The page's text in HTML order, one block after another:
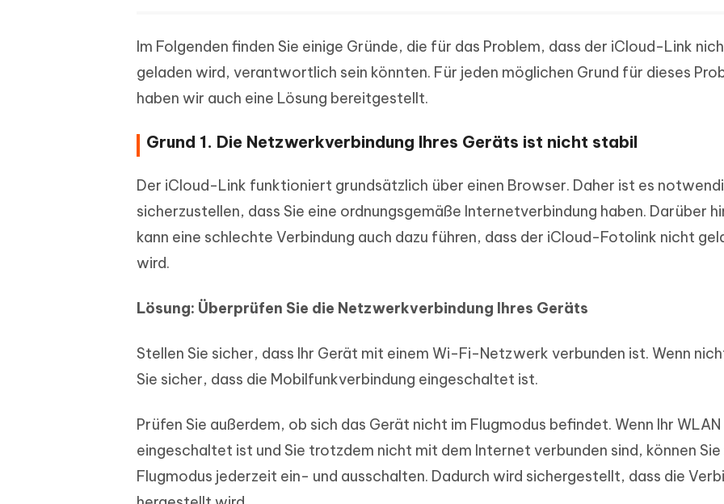
Im Folgenden finden Sie einige Gründe, die für das Problem, dass der iCloud-Link
geladen wird, verantwortlich sein könnten. Für jeden möglichen Grund für dieses
haben wir auch eine Lösung bereitgestellt.
Grund 1. Die Netzwerkverbindung Ihres Geräts ist nicht stabil
Der iCloud-Link funktioniert grundsätzlich über einen Browser. Daher ist es
sicherzustellen, dass Sie eine ordnungsgemäße Internetverbindung haben. Darüber
kann eine schlechte Verbindung auch dazu führen, dass der iCloud-Fotolink nicht
wird.
Lösung: Überprüfen Sie die Netzwerkverbindung Ihres Geräts
Stellen Sie sicher, dass Ihr Gerät mit einem Wi-Fi-Netzwerk verbunden ist. Wenn
Sie sicher, dass die Mobilfunkverbindung eingeschaltet ist.
Prüfen Sie außerdem, ob sich das Gerät nicht im Flugmodus befindet. Wenn Ihr WLAN
eingeschaltet ist und Sie trotzdem nicht mit dem Internet verbunden sind, können Sie
Flugmodus jederzeit ein- und ausschalten. Dadurch wird sichergestellt, dass die